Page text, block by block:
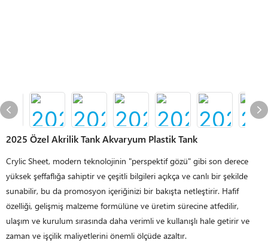
2025 Özel Akrilik Tank Akvaryum Plastik Tank
Crylic Sheet, modern teknolojinin "perspektif gözü" gibi son derece
yüksek şeffaflığa sahiptir ve çeşitli bilgileri açıkça ve canlı bir şekilde
sunabilir, bu da promosyon içeriğinizi bir bakışta netleştirir. Hafif
özelliği, gelişmiş malzeme formülüne ve üretim sürecine atfedilir,
ulaşım ve kurulum sırasında daha verimli ve kullanışlı hale getirir ve
zaman ve işçilik maliyetlerini önemli ölçüde azaltır.